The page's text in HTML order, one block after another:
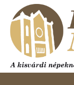
Ugrás a tartalomra